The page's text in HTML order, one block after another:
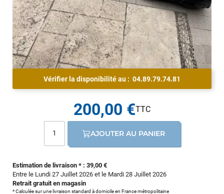
Vérifier la disponibilité au : 04.89.79.74.81
Estimation de livraison * : 39,00 €
Entre le Lundi 27 Juillet 2026 et le Mardi 28 Juillet 2026
Retrait gratuit en magasin
* Calculée sur une livraison standard à domicile en France métropolitaine
200,00 €
AJOUTER AU PANIER